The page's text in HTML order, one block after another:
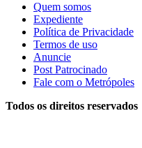
Quem somos
Expediente
Política de Privacidade
Termos de uso
Anuncie
Post Patrocinado
Fale com o Metrópoles
Todos os direitos reservados